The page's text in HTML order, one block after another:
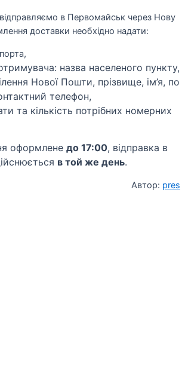
в Первомайськ через Нову
доставки необхідно надати:
назва населеного пункту,
Нової Пошти, прізвище, ім’я, по
телефон,
та кількість потрібних номерних
оформлене до 17:00, відправка в
в той же день.
Автор: pres